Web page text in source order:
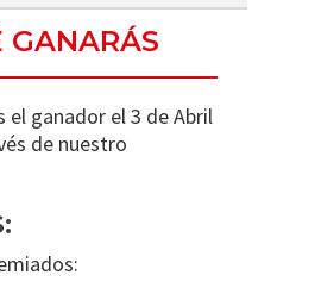
GANARÁS
el ganador el 3 de Abril
de nuestro